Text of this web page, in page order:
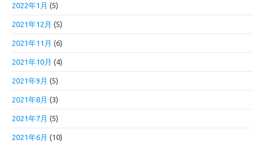
2022年1月 (5)
2021年12月 (5)
2021年11月 (6)
2021年10月 (4)
2021年9月 (5)
2021年8月 (3)
2021年7月 (5)
2021年6月 (10)